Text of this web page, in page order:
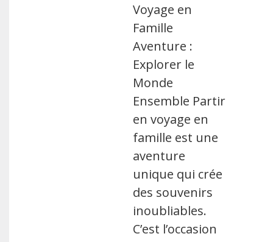
Voyage en
Famille
Aventure :
Explorer le
Monde
Ensemble Partir
en voyage en
famille est une
aventure
unique qui crée
des souvenirs
inoubliables.
C’est l’occasion